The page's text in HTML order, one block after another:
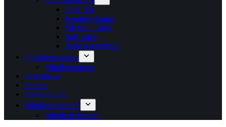
Dirk Teß
Jennifer Brahm
Michael Lößel
Ralf Baier
Rene Krombholz
Für Interessenten
Mitgliedsantrag
Gemeinsam
Partner
Presselounge
Mitgliederbereich
Mitgliederbereich